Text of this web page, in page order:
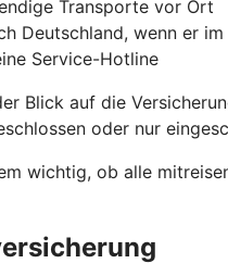
Transporte vor Ort
Deutschland, wenn er
Service-Hotline
Blick auf die
oder nur
wichtig, ob alle